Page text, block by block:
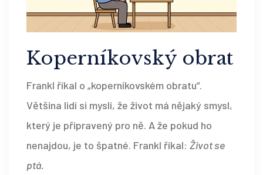
Koperníkovský obrat
Frankl říkal o „koperníkovském obratu“.
Většina lidí si myslí, že život má nějaký smysl,
který je připravený pro ně. A že pokud ho
nenajdou, je to špatné. Frankl říkal: Život se
ptá.